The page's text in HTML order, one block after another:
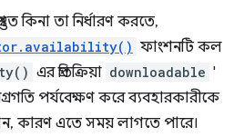
কিনা তা নির্ধারণ করতে,
ফাংশনটি কল
এর প্রতিক্রিয়া downloadable '
পর্যবেক্ষণ করে ব্যবহারকারীকে
কারণ এতে সময় লাগতে পারে।